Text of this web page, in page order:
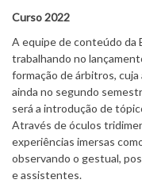
Curso 2022
A equipe de conteúdo da
trabalhando no
formação de árbitros,
ainda no segundo
será a introdução de
Através de óculos
experiências imersas
observando o gestual,
e assistentes.